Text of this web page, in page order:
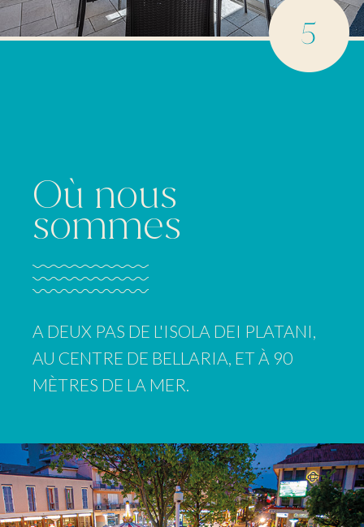
Où nous
sommes
A DEUX PAS DE L'ISOLA DEI PLATANI,
AU CENTRE DE BELLARIA, ET À 90
MÈTRES DE LA MER.